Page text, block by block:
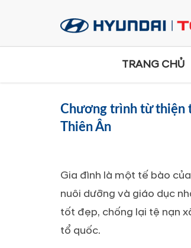
TRANG CHỦ
Chương trình từ thiện
Thiên Ân
Gia đình là một tế bào
nuôi dưỡng và giáo dục
tốt đẹp, chống lại tệ nạn
tổ quốc.